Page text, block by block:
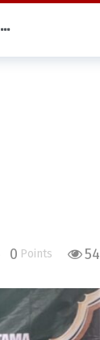
0 Points 54